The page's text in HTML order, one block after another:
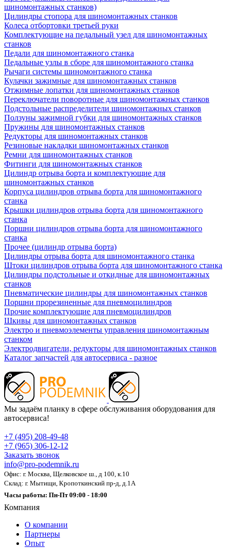
шиномонтажных станков)
Цилиндры стопора для шиномонтажных станков
Колеса отбортовки третьей руки
Комплектующие на педальный узел для шиномонтажных
станков
Педали для шиномонтажного станка
Педальные узлы в сборе для шиномонтажного станка
Рычаги системы шиномонтажного станка
Кулачки зажимные для шиномонтажных станков
Отжимные лопатки для шиномонтажных станков
Переключатели поворотные для шиномонтажных станков
Подстольные распределители шиномонтажных станков
Ползуны зажимной губки для шиномонтажных станков
Пружины для шиномонтажных станков
Редукторы для шиномонтажных станков
Резиновые накладки шиномонтажных станков
Ремни для шиномонтажных станков
Фитинги для шиномонтажных станков
Цилиндр отрыва борта и комплектующие для
шиномонтажных станков
Корпуса цилиндров отрыва борта для шиномонтажного
станка
Крышки цилиндров отрыва борта для шиномонтажного
станка
Поршни цилиндров отрыва борта для шиномонтажного
станка
Прочее (цилиндр отрыва борта)
Цилиндры отрыва борта для шиномонтажного станка
Штоки цилиндров отрыва борта для шиномонтажного станка
Цилиндры подстольные и откидные для шиномонтажных
станков
Пневматические цилиндры для шиномонтажных станков
Поршни прорезиненные для пневмоцилиндров
Прочие комплектующие для пневмоцилиндров
Шкивы для шиномонтажных станков
Электро и пневмоэлементы управления шиномонтажным
станком
Электродвигатели, редукторы для шиномонтажных станков
Каталог запчастей для автосервиса - разное
Мы задаём планку в сфере обслуживания оборудования для
автосервиса!
+7 (495) 208-49-48
+7 (965) 306-12-12
Заказать звонок
info@pro-podemnik.ru
Офис: г. Москва, Щелковское ш., д 100, к.10
Склад: г. Мытищи, Кропоткинский пр-д, д.1А
Часы работы: Пн-Пт 09:00 - 18:00
Компания
О компании
Партнеры
Опыт